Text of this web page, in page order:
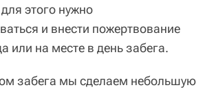
этого нужно
и внести пожертвование
или на месте в день забега.
забега мы сделаем небольшую